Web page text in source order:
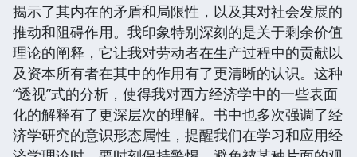
揭示了其内在的矛盾和局限性，以及其对社会发展的
推动和阻碍作用。我印象特别深刻的是关于剩余价值
理论的阐释，它让我对劳动者在生产过程中的贡献以
及资本所有者在其中的作用有了更清晰的认识。这种
“透视”式的分析，使得我对西方经济学中的一些表面
化的解释有了更深层次的理解。书中也多次强调了经
济学研究的意识形态属性，提醒我们在学习和应用经